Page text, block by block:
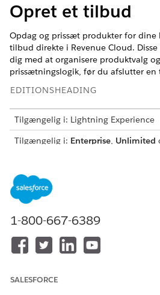
Opret et tilbud
Opdag og prissæt produkter for dine
tilbud direkte i Revenue Cloud.
dig med at organisere produktvalg
prissætningslogik, før du afslutter en
EDITIONSHEADING
Tilgængelig i: Lightning Experience
Tilgængelig i: Enterprise, Unlimited
Generer en ny tilbudsregistrering fra
Start tilbudsoprettelsesprocessen.
1-800-667-6389
SALESFORCE